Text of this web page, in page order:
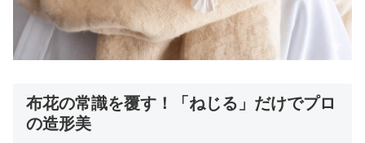
布花の常識を覆す！「ねじる」だけでプロ
の造形美